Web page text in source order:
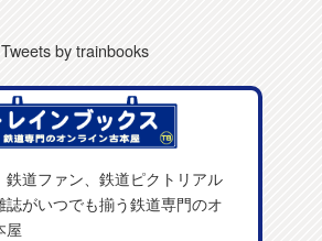
Tweets by trainbooks
鉄道ファン、鉄道ピクトリアル
誌がいつでも揃う鉄道専門のオ
屋